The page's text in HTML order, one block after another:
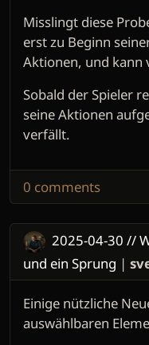
Misslingt diese
erst zu Beginn
Aktionen, und kann
Sobald der Spieler
seine Aktionen
verfällt.
0 comments
2025-04-30 //
und ein Sprung |
Einige nützliche
auswählbaren